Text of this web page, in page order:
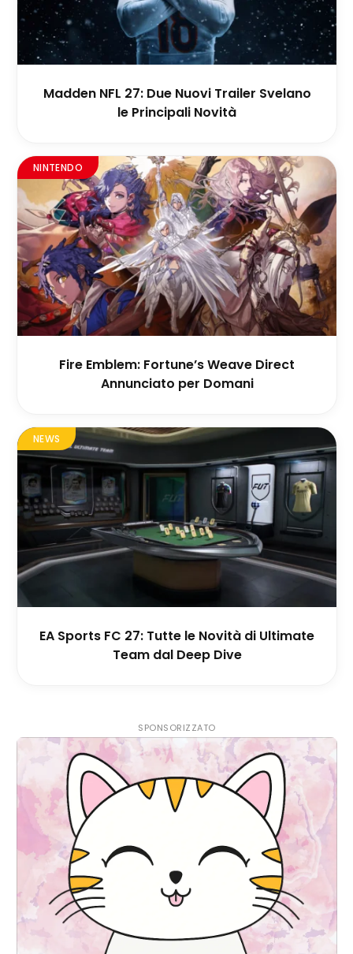
Madden NFL 27: Due Nuovi Trailer Svelano
le Principali Novità
NINTENDO
Fire Emblem: Fortune’s Weave Direct
Annunciato per Domani
NEWS
EA Sports FC 27: Tutte le Novità di Ultimate
Team dal Deep Dive
SPONSORIZZATO